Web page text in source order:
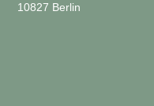
10827 Berlin